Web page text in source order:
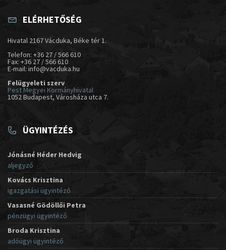
ELÉRHETŐSÉG
Hivatal 2167 Vácduka, Béke tér 1.
Telefon: +36 27 / 566 610
Fax: +36 27 / 566 610
E-mail: info@vacduka.hu
Felügyeleti szerv
Pest Megyei Kormányhivatal
1052 Budapest, Városháza utca 7.
ÜGYINTÉZÉS
Jónásné Héder Hedvig
aljegyző
Kovács Krisztina
igazgatási ügyintéző
Vasasné Gödöllői Petra
pénzügyi ügyintéző
Broda Krisztina
adóügyi ügyintéző